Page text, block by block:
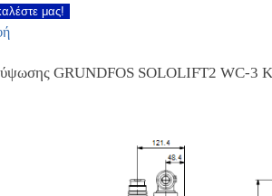
μας!
GRUNDFOS SOLOLIFT2 WC-3